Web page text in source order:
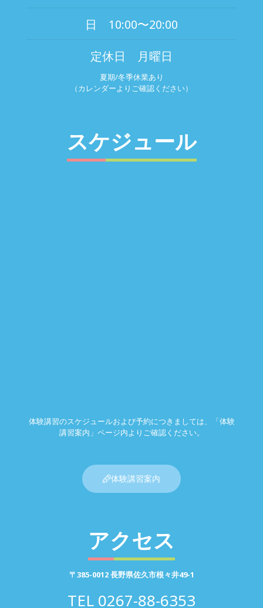
日 10:00〜20:00
定休日 月曜日
夏期/冬季休業あり
（カレンダーよりご確認ください）
スケジュール
体験講習のスケジュールおよび予約につきましては、「体験
講習案内」ページ内よりご確認ください。
体験講習案内
アクセス
〒385-0012 長野県佐久市根々井49-1
TEL 0267-88-6353